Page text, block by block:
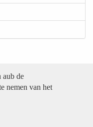
aub de
nemen van het